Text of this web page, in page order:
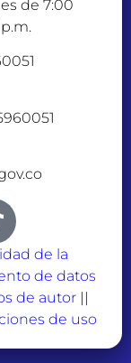
de 7:00
de la
de datos
de autor||
de uso